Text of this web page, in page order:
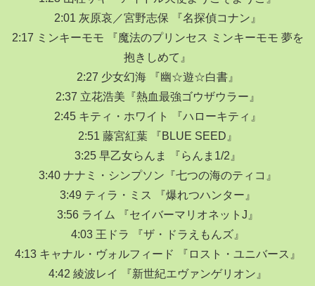
2:01 灰原哀／宮野志保 『名探偵コナン』
2:17 ミンキーモモ 『魔法のプリンセス ミンキーモモ 夢を
抱きしめて』
2:27 少女幻海 『幽☆遊☆白書』
2:37 立花浩美『熱血最強ゴウザウラー』
2:45 キティ・ホワイト 『ハローキティ』
2:51 藤宮紅葉 『BLUE SEED』
3:25 早乙女らんま 『らんま1/2』
3:40 ナナミ・シンプソン『七つの海のティコ』
3:49 ティラ・ミス 『爆れつハンター』
3:56 ライム 『セイバーマリオネットJ』
4:03 王ドラ 『ザ・ドラえもんズ』
4:13 キャナル・ヴォルフィード 『ロスト・ユニバース』
4:42 綾波レイ 『新世紀エヴァンゲリオン』